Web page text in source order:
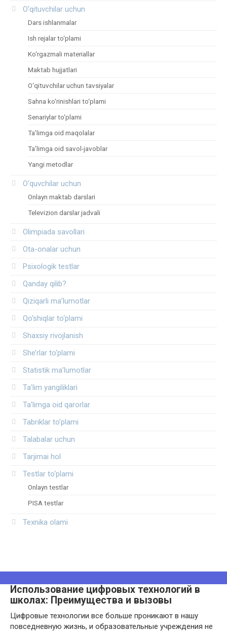
O‘qituvchilar uchun
Dars ishlanmalar
Ish rejalar to‘plami
Ko‘rgazmali materiallar
Maktab hujjatlari
O‘qituvchilar uchun tavsiyalar
Sahna ko‘rinishlari to‘plami
Senariylar to‘plami
Ta’limga oid maqolalar
Ta’limga oid savol-javoblar
Yangi metodlar
O‘quvchilar uchun
Onlayn maktab darslari
Televizion darslar jadvali
Olimpiada savollari
Ota-onalar uchun
Psixologik testlar
Qanday qilib?
Qiziqarli ma’lumotlar
Qo‘shiqlar to‘plami
Shaxsiy rivojlanish
She’rlar to‘plami
Statistik ma’lumotlar
Ta’lim yangiliklari
Ta’limga oid qarorlar
Tabriklar to'plami
Talabalar uchun
Tarjimai hol
Testlar to‘plami
Onlayn testlar
PISA testlar
Texnika olami
Использование цифровых технологий в
школах: Преимущества и вызовы
Цифровые технологии все больше проникают в нашу
повседневную жизнь, и образовательные учреждения не